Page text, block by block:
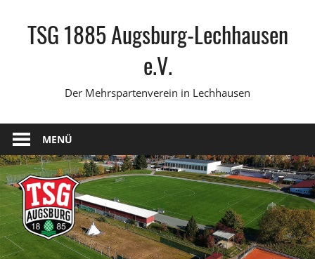
springenTSG 1885 Augsburg-Lechhausen
e.V.
Der Mehrspartenverein in Lechhausen
MENÜ